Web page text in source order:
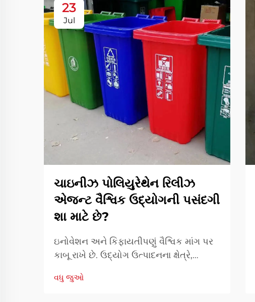
23
Jul
ચાઇનીઝ પોલિયુરેથેન રિલીઝ
એજન્ટ વૈશ્વિક ઉદ્યોગની પસંદગી
શા માટે છે?
ઇનોવેશન અને કિફાયતીપણું વૈશ્વિક માંગ પર
કાબૂ રાખે છે. ઉદ્યોગ ઉત્પાદનના ક્ષેત્રે,
ગુણવત્તા સુનિશ્ચિત કરવા માટેના મુખ્ય તત્વો છે.
વધુ જુઓ